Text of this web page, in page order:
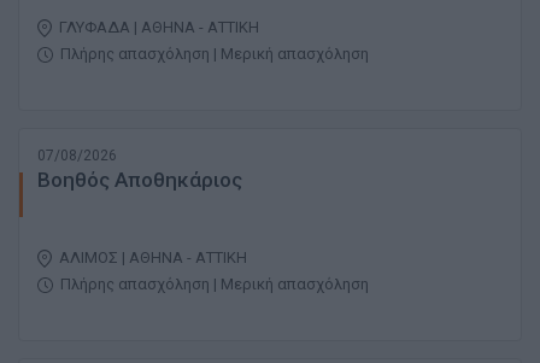
ΓΛΥΦΑΔΑ | ΑΘΗΝΑ - ΑΤΤΙΚΗ
Πλήρης απασχόληση | Μερική απασχόληση
07/08/2026
Βοηθός Αποθηκάριος
ΑΛΙΜΟΣ | ΑΘΗΝΑ - ΑΤΤΙΚΗ
Πλήρης απασχόληση | Μερική απασχόληση